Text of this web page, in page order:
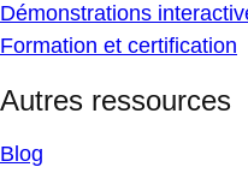
Démonstrations
Formation et certification
Autres ressources
Blog